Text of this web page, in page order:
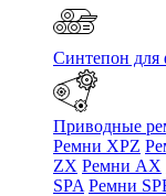
Синтепон для
Приводные
Ремни XPZ
ZX Ремни AX
SPA Ремни